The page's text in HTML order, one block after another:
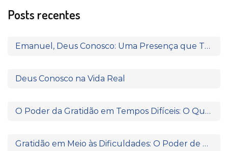
Posts recentes
Emanuel, Deus Conosco: Uma Presença que Transforma
Deus Conosco na Vida Real
O Poder da Gratidão em Tempos Difíceis: O Que Paulo e Silas Nos Ensinam
Gratidão em Meio às Dificuldades: O Poder de Agradecer Quando Nada Parece Fazer Sentido